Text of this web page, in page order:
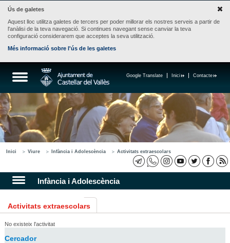
Ús de galetes
Aquest lloc utilitza galetes de tercers per poder millorar els nostres serveis a partir de
l'anàlisi de la teva navegació. Si continues navegant sense canviar la teva
configuració considerarem que acceptes la seva utilització.
Més informació sobre l'ús de les galetes
Contacte
Inici
Google Translate
Inici Viure Infància i Adolescència Activitats extraescolars
Infància i Adolescència
Activitats extraescolars
No existeix l'activitat
Cercador